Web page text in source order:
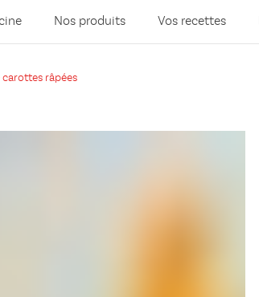
Nos produits Vos recettes
carottes râpées